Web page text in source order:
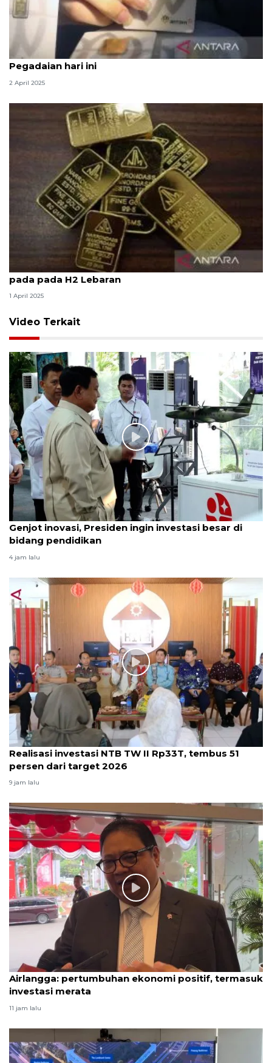
Daftar harga emas Antam, UBS, Galeri24 di
Pegadaian hari ini
2 April 2025
Harga emas Antam stabil, UBS-Galeri24 melonjak
pada pada H2 Lebaran
1 April 2025
Video Terkait
Genjot inovasi, Presiden ingin investasi besar di
bidang pendidikan
4 jam lalu
Realisasi investasi NTB TW II Rp33T, tembus 51
persen dari target 2026
9 jam lalu
Airlangga: pertumbuhan ekonomi positif, termasuk
investasi merata
11 jam lalu